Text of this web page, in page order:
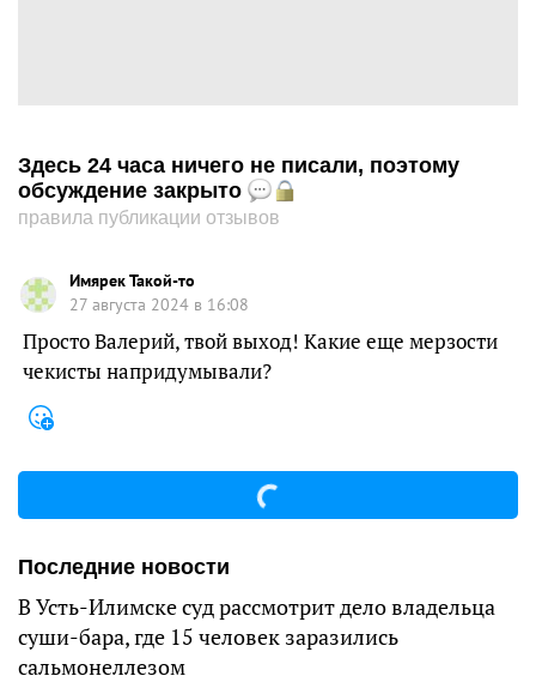
Здесь 24 часа ничего не писали, поэтому
обсуждение закрыто
правила публикации отзывов
Имярек Такой-то
27 августа 2024 в 16:08
Просто Валерий, твой выход! Какие еще мерзости
чекисты напридумывали?
Последние новости
В Усть-Илимске суд рассмотрит дело владельца
суши-бара, где 15 человек заразились
сальмонеллезом